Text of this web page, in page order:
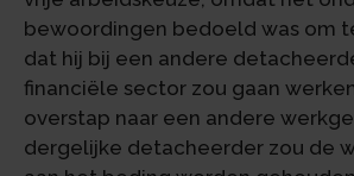
bewoordingen bedoeld was om
dat hij bij een andere
financiële sector zou gaan
overstap naar een andere
dergelijke detacheerder zou de